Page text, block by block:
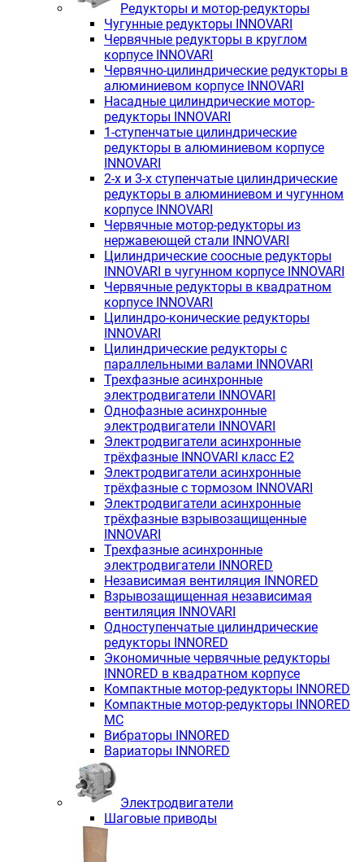
Редукторы и мотор-редукторы
Чугунные редукторы INNOVARI
Червячные редукторы в круглом
корпусе INNOVARI
Червячно-цилиндрические редукторы в
алюминиевом корпусе INNOVARI
Насадные цилиндрические мотор-
редукторы INNOVARI
1-ступенчатые цилиндрические
редукторы в алюминиевом корпусе
INNOVARI
2-х и 3-х ступенчатые цилиндрические
редукторы в алюминиевом и чугунном
корпусе INNOVARI
Червячные мотор-редукторы из
нержавеющей стали INNOVARI
Цилиндрические соосные редукторы
INNOVARI в чугунном корпусе INNOVARI
Червячные редукторы в квадратном
корпусе INNOVARI
Цилиндро-конические редукторы
INNOVARI
Цилиндрические редукторы с
параллельными валами INNOVARI
Трехфазные асинхронные
электродвигатели INNOVARI
Однофазные асинхронные
электродвигатели INNOVARI
Электродвигатели асинхронные
трёхфазные INNOVARI класс E2
Электродвигатели асинхронные
трёхфазные с тормозом INNOVARI
Электродвигатели асинхронные
трёхфазные взрывозащищенные
INNOVARI
Трехфазные асинхронные
электродвигатели INNORED
Независимая вентиляция INNORED
Взрывозащищенная независимая
вентиляция INNOVARI
Одноступенчатые цилиндрические
редукторы INNORED
Экономичные червячные редукторы
INNORED в квадратном корпусе
Компактные мотор-редукторы INNORED
Компактные мотор-редукторы INNORED
MC
Вибраторы INNORED
Вариаторы INNORED
Электродвигатели
Шаговые приводы